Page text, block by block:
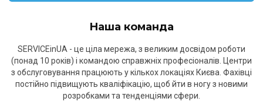
Наша команда
SERVICEinUA - це ціла мережа, з великим досвідом роботи
(понад 10 років) і командою справжніх професіоналів. Центри
з обслуговування працюють у кількох локаціях Києва. Фахівці
постійно підвищують кваліфікацію, щоб йти в ногу з новими
розробками та тенденціями сфери.